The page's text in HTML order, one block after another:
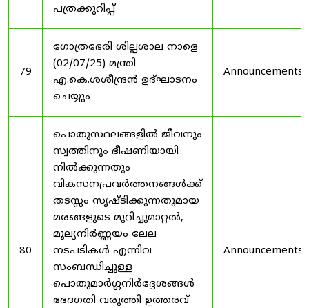
പത്രക്കുറിപ്പ്
79
ഗോത്രഭേരി ശില്പശാല നാളെ
(02/07/25) മന്ത്രി
എ.കെ.ശശീന്ദ്രൻ ഉദ്‌ഘാടനം
ചെയ്യും
Announcements
80
പൊതുസ്ഥലങ്ങളിൽ ജീവനും
സ്വത്തിനും ഭീഷണിയായി
നിൽക്കുന്നതും
വികസനപ്രവർത്തനങ്ങൾക്ക്
തടസ്സം സൃഷ്ടിക്കുന്നതുമായ
മരങ്ങളുടെ മുറിച്ചുമാറ്റൽ,
മൂല്യനിർണ്ണയം ലേല
നടപടികൾ എന്നിവ
സംബന്ധിച്ചുള്ള
പൊതുമാർഗ്ഗനിർദ്ദേശങ്ങൾ
ഭേദഗതി വരുത്തി ഉത്തരവ്
Announcements